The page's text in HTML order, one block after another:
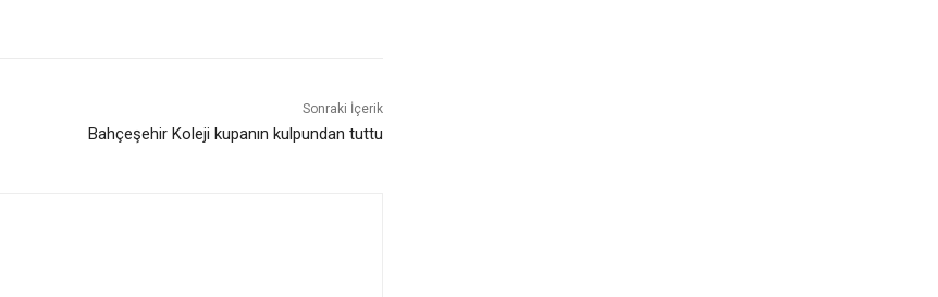
Sonraki İçerik
Bahçeşehir Koleji kupanın kulpundan tuttu